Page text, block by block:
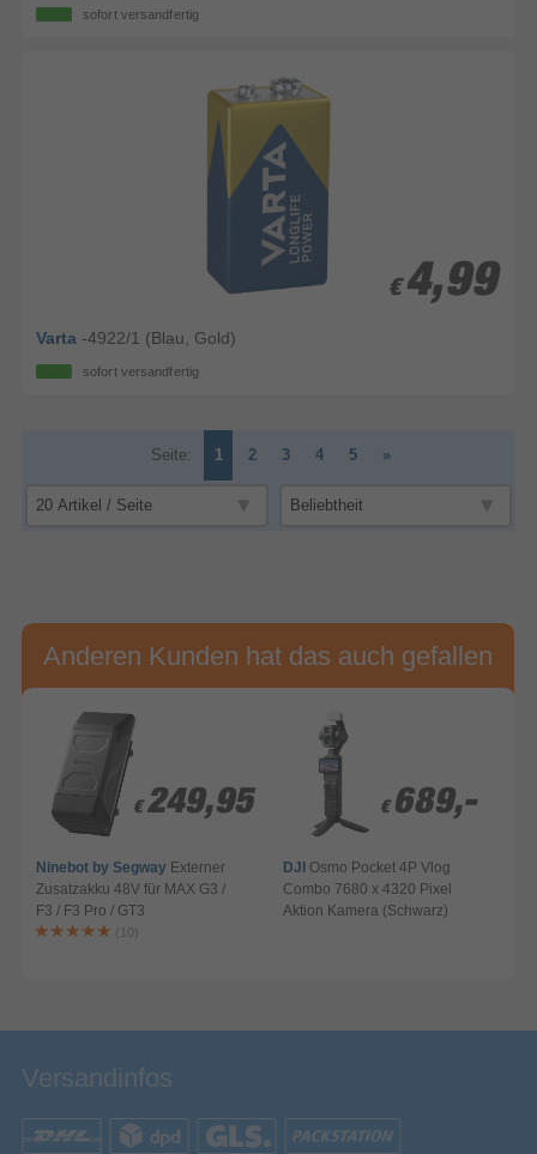
sofort versandfertig
€ 4,99
€ 4,99
Varta -4922/1 (Blau, Gold)
sofort versandfertig
Seite: 1 2 3 4 5 »
Anderen Kunden hat das auch gefallen
€ 249,95
€ 249,95
Ninebot by Segway Externer
Zusatzakku 48V für MAX G3 /
F3 / F3 Pro / GT3
(10)
€ 689,-
€ 689,-
DJI Osmo Pocket 4P Vlog
Combo 7680 x 4320 Pixel
Aktion Kamera (Schwarz)
Versandinfos